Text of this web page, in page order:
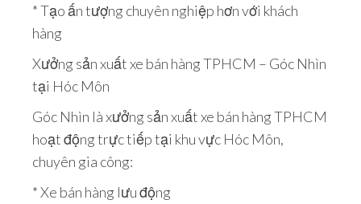
* Tạo ấn tượng chuyên nghiệp hơn với khách
hàng
Xưởng sản xuất xe bán hàng TPHCM – Góc Nhìn
tại Hóc Môn
Góc Nhìn là xưởng sản xuất xe bán hàng TPHCM
hoạt động trực tiếp tại khu vực Hóc Môn,
chuyên gia công:
* Xe bán hàng lưu động